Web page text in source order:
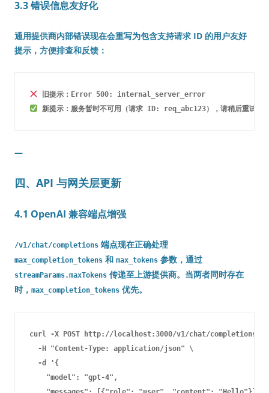
3.3 错误信息友好化
通用提供商内部错误现在会重写为包含支持请求 ID 的用户友好
提示，方便排查和反馈：
旧提示：Error 500: internal_server_error
—
四、API 与网关层更新
4.1 OpenAI 兼容端点增强
/v1/chat/completions 端点现在正确处理
max_completion_tokens 和 max_tokens 参数，通过
streamParams.maxTokens 传递至上游提供商。当两者同时存在
时， max_completion_tokens 优先。
curl -X POST http://localhost:3000/v1/chat/completions \
  -H "Content-Type: application/json" \
  -d '{
    "model": "gpt-4",